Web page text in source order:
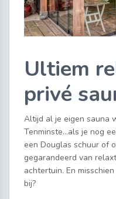
Ultiem
privé
Altijd al je eigen sauna
Tenminste…als je nog
een Douglas schuur of
gegarandeerd van
achtertuin. En
bij?